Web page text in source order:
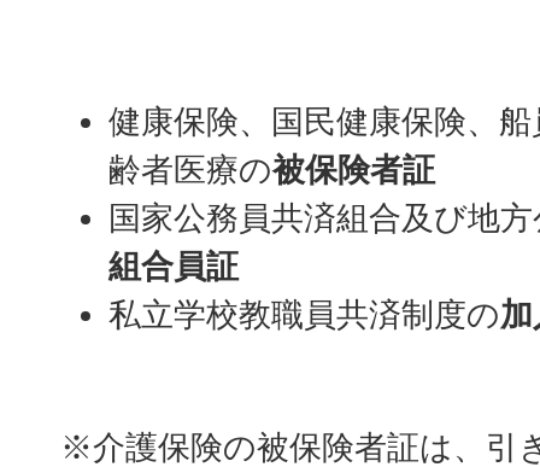
健康保険、国民健康保険、
齢者医療の被保険者証
国家公務員共済組合及び地
組合員証
私立学校教職員共済制度の
※介護保険の被保険者証は、引